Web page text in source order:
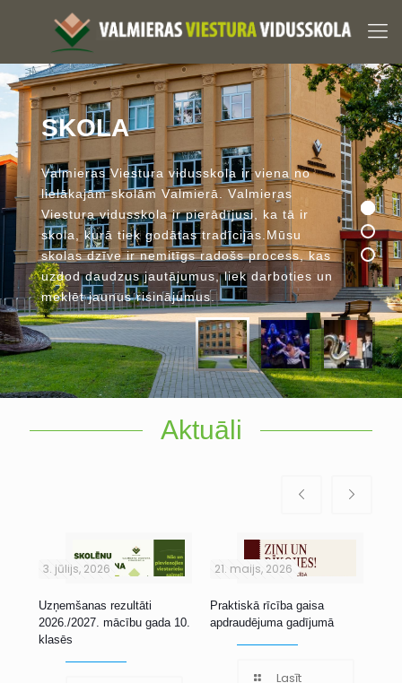
SKOLA
Valmieras Viestura vidusskola ir viena no
lielākajām skolām Valmierā Valmieras
Viestura vidusskola ir pierādījusi ka tā ir
skola , kurā tiek godātas tradīcijas Mūsu
skolas dzīve ir nemitīgs radošs process, kas
uzdod daudzus jautājumus, liek darboties un
meklēt jaunus risinājumus.
Aktuāli
3. jūlijs, 2026
Uzņemšanas rezultāti
2026./2027. mācību gada 10.
klasēs
21. maijs, 2026
Praktiskā rīcība gaisa
apdraudējuma gadījumā
Lasīt